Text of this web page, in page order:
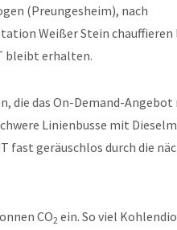
(Preungesheim), nach
Weißer Stein chauffieren
bleibt erhalten.
die das On-Demand-
Linienbusse mit
fast geräuschlos durch die
CO2 ein. So viel